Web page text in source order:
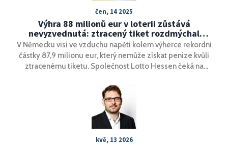
čen, 14 2025
Výhra 88 milionů eur v loterii zůstává
nevyzvednutá: ztracený tiket rozdmýchal
záhadu v Německu
V Německu visí ve vzduchu napětí kolem výherce rekordní
částky 87,9 milionu eur, který nemůže získat peníze kvůli
ztracenému tiketu. Společnost Lotto Hessen čeká na
případ ukazuje úskalí obřích výher i přísné ověřování.
kvě, 13 2026